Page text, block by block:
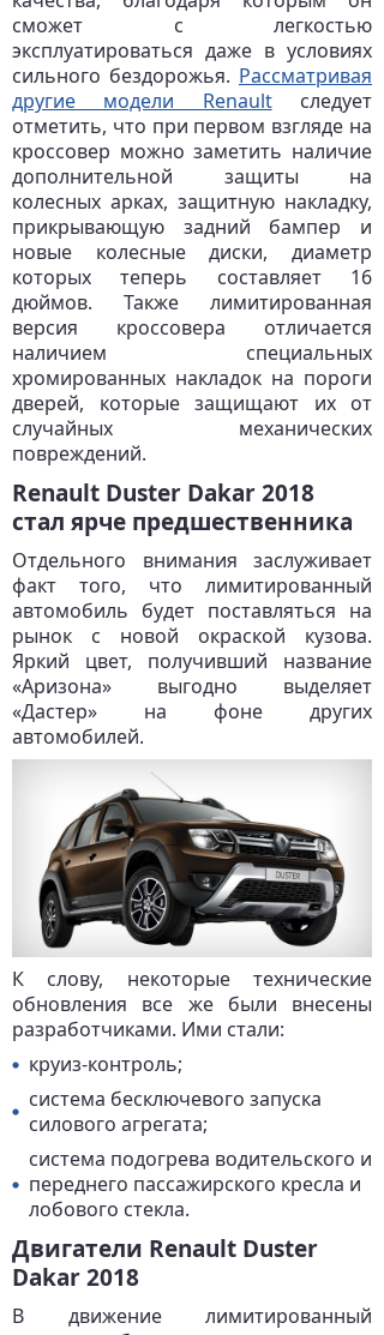
сможет с легкостью
эксплуатироваться даже в условиях
сильного бездорожья. Рассматривая
другие модели Renaultследует
отметить, что при первом взгляде на
кроссовер можно заметить наличие
дополнительной защиты на
колесных арках, защитную накладку,
прикрывающую задний бампер и
новые колесные диски, диаметр
которых теперь составляет 16
дюймов. Также лимитированная
версия кроссовера отличается
наличием специальных
хромированных накладок на пороги
дверей, которые защищают их от
случайных механических
повреждений.
Renault Duster Dakar 2018
стал ярче предшественника
Отдельного внимания заслуживает
факт того, что лимитированный
автомобиль будет поставляться на
рынок с новой окраской кузова.
Яркий цвет, получивший название
«Аризона» выгодно выделяет
«Дастер» на фоне других
автомобилей.
К слову, некоторые технические
обновления все же были внесены
разработчиками. Ими стали:
круиз-контроль;
система бесключевого запуска
силового агрегата;
система подогрева водительского и
переднего пассажирского кресла и
лобового стекла.
Двигатели Renault Duster
Dakar 2018
В движение лимитированный